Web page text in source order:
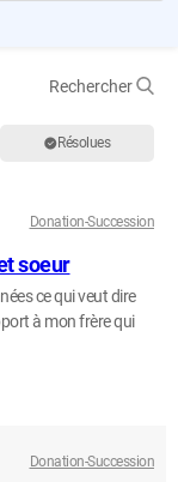
Rechercher
Résolues
Donation-Succession
soeur
ce qui veut dire
à mon frère qui
Donation-Succession